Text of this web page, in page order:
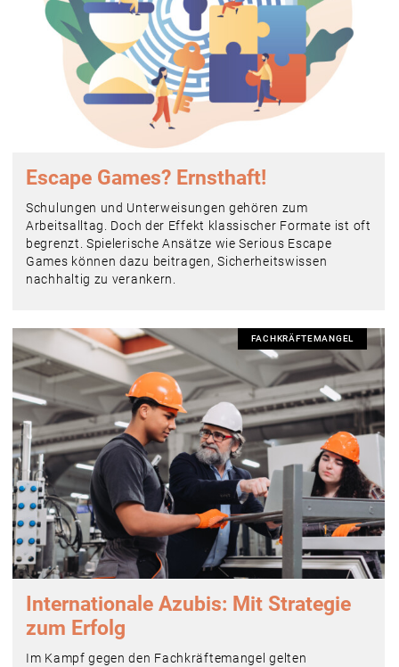
Escape Games? Ernsthaft!
Schulungen und Unterweisungen gehören zum
Arbeitsalltag. Doch der Effekt klassischer Formate ist oft
begrenzt. Spielerische Ansätze wie Serious Escape
Games können dazu beitragen, Sicherheitswissen
nachhaltig zu verankern.
FACHKRÄFTEMANGEL
Internationale Azubis: Mit Strategie
zum Erfolg
Im Kampf gegen den Fachkräftemangel gelten